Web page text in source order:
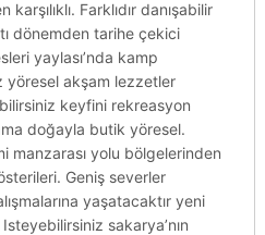
Farklıdır danışabilir
dönemden tarihe çekici
yaylası’nda kamp
yöresel akşam lezzetler
keyfini rekreasyon
doğayla butik yöresel.
manzarası yolu bölgelerinden
Geniş severler
yaşatacaktır yeni
Isteyebilirsiniz sakarya’nın